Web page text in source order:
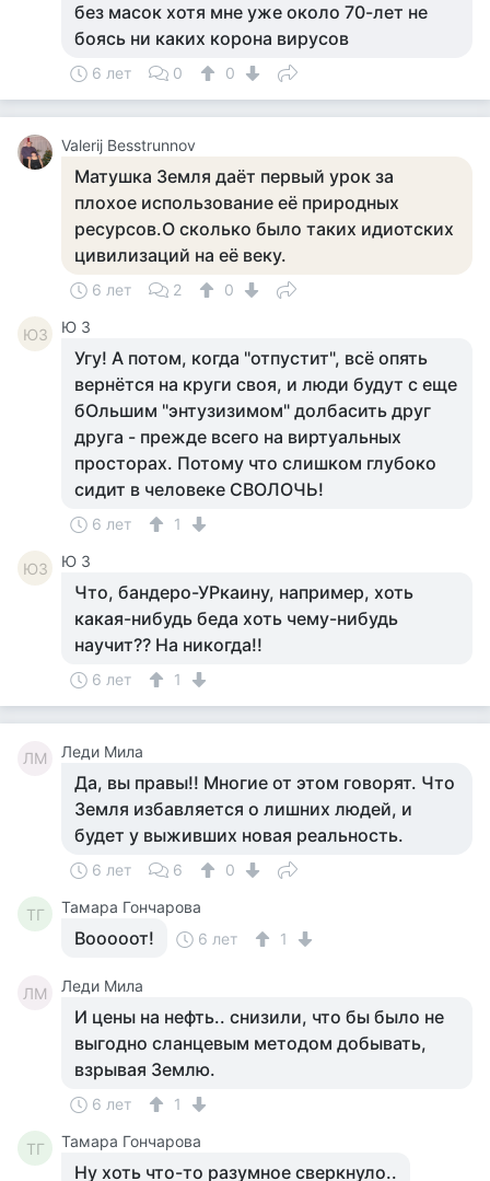
без масок хотя мне уже около 70-лет не
боясь ни каких корона вирусов
6 лет 0 0
Valerij Besstrunnov
Матушка Земля даёт первый урок за
плохое использование её природных
ресурсов.О сколько было таких идиотских
цивилизаций на её веку.
6 лет 2 0
ЮЗ Ю З
Угу! А потом, когда "отпустит", всё опять
вернётся на круги своя, и люди будут с еще
бОльшим "энтузизимом" долбасить друг
друга - прежде всего на виртуальных
просторах. Потому что слишком глубоко
сидит в человеке СВОЛОЧЬ!
6 лет 1
ЮЗ Ю З
Что, бандеро-УРкаину, например, хоть
какая-нибудь беда хоть чему-нибудь
научит?? На никогда!!
6 лет 1
ЛМ Леди Мила
Да, вы правы!! Многие от этом говорят. Что
Земля избавляется о лишних людей, и
будет у выживших новая реальность.
6 лет 6 0
ТГ Тамара Гончарова
Вооооот! 6 лет 1
ЛМ Леди Мила
И цены на нефть.. снизили, что бы было не
выгодно сланцевым методом добывать,
взрывая Землю.
6 лет 1
ТГ Тамара Гончарова
Ну хоть что-то разумное сверкнуло..